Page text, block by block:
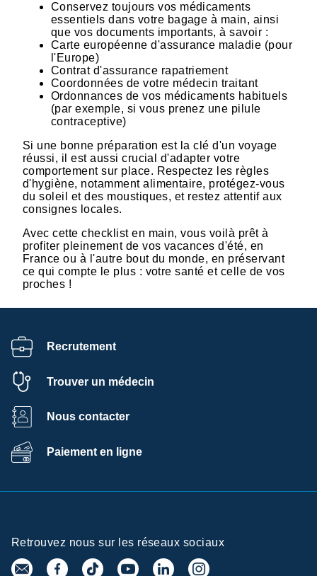
Conservez toujours vos médicaments
essentiels dans votre bagage à main, ainsi
que vos documents importants, à savoir :
Carte européenne d'assurance maladie (pour
l'Europe)
Contrat d'assurance rapatriement
Coordonnées de votre médecin traitant
Ordonnances de vos médicaments habituels
(par exemple, si vous prenez une pilule
contraceptive)
Si une bonne préparation est la clé d'un voyage
réussi, il est aussi crucial d'adapter votre
comportement sur place. Respectez les règles
d'hygiène, notamment alimentaire, protégez-vous
du soleil et des moustiques, et restez attentif aux
consignes locales.
Avec cette checklist en main, vous voilà prêt à
profiter pleinement de vos vacances d'été, en
France ou à l'autre bout du monde, en préservant
ce qui compte le plus : votre santé et celle de vos
proches !
Recrutement
Trouver un médecin
Nous contacter
Paiement en ligne
Retrouvez nous sur les réseaux sociaux